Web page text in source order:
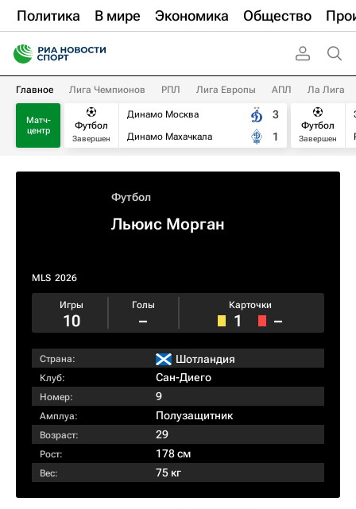
Политика В мире Экономика Общество
Главное Лига Чемпионов РПЛ Лига Европы АПЛ Ла Лига
Матч-
центр
Футбол
Завершен
Динамо Москва
Динамо Махачкала
3
1
Футбол
Завершен
Футбол
Льюис Морган
MLS 2026
Игры
10
Голы
–
Карточки
1 –
Страна: Шотландия
Клуб: Сан-Диего
Номер: 9
Амплуа: Полузащитник
Возраст: 29
Рост: 178 см
Вес: 75 кг